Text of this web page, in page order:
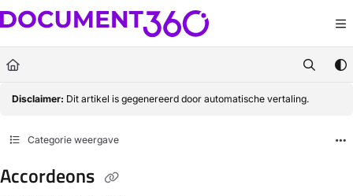
Documentation Index
Fetch the complete documentation index at:https://docs.document360.com/
Use this file to discover all available pages before exploring further.
Disclaimer: Dit artikel is gegenereerd door automatische vertaling.
Categorie weergave
Accordeons